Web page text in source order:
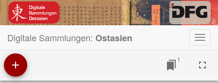
Digitale Sammlungen: Ostasien
1